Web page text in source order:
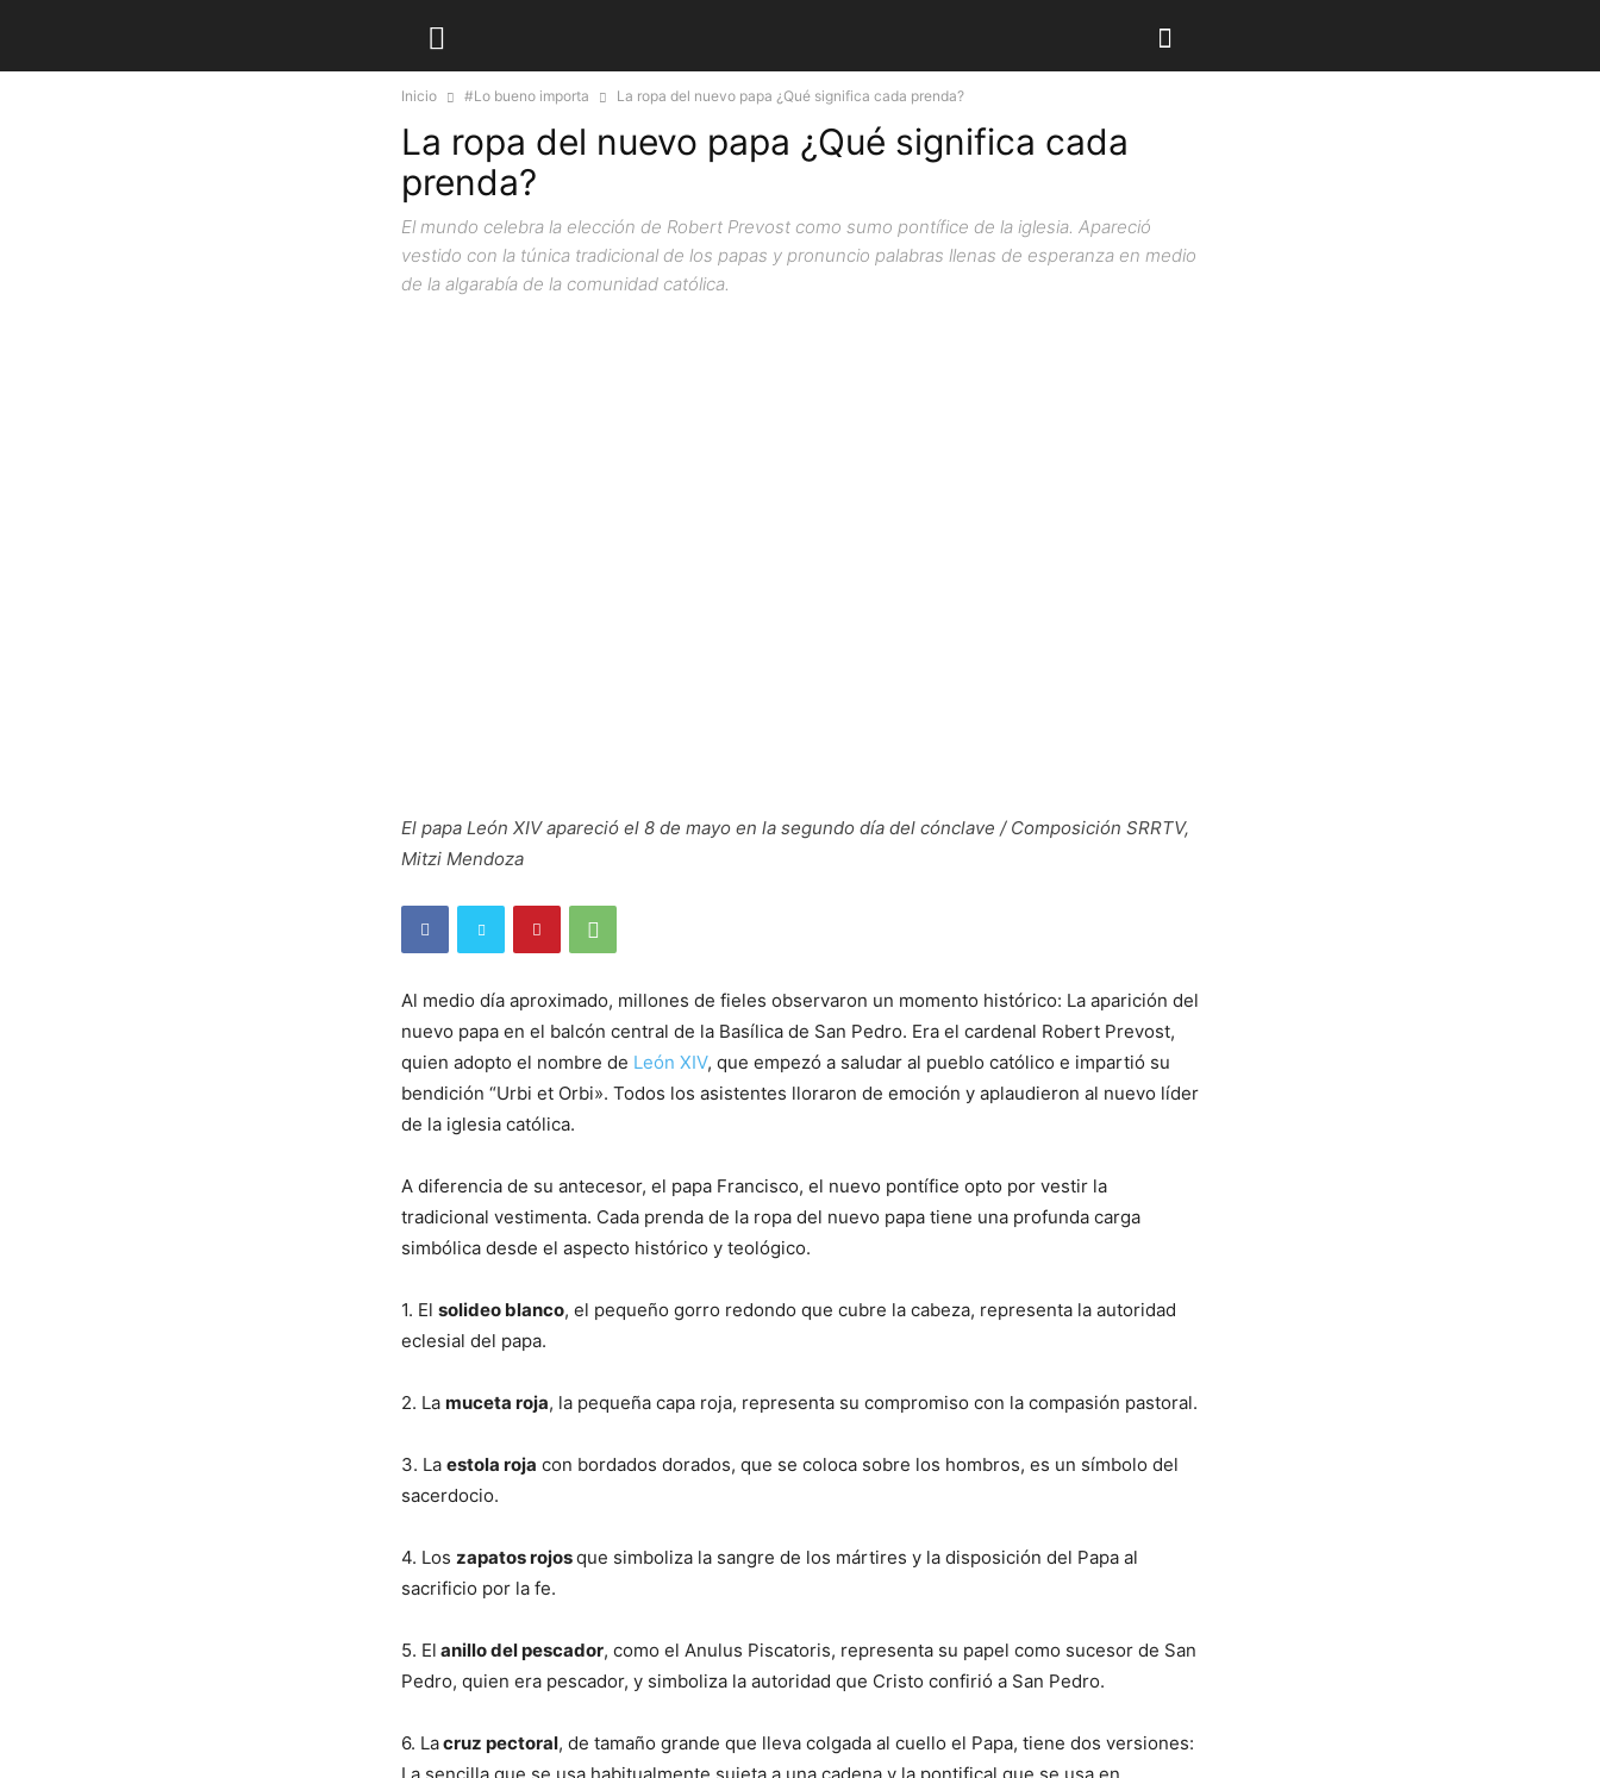
Inicio #Lo bueno importa La ropa del nuevo papa ¿Qué significa cada prenda?
La ropa del nuevo papa ¿Qué significa cada
prenda?
El mundo celebra la elección de Robert Prevost como sumo pontífice de la iglesia. Apareció
vestido con la túnica tradicional de los papas y pronuncio palabras llenas de esperanza en medio
de la algarabía de la comunidad católica.
El papa León XIV apareció el 8 de mayo en la segundo día del cónclave / Composición SRRTV,
Mitzi Mendoza
Al medio día aproximado, millones de fieles observaron un momento histórico: La aparición del
nuevo papa en el balcón central de la Basílica de San Pedro. Era el cardenal Robert Prevost,
quien adopto el nombre de León XIV, que empezó a saludar al pueblo católico e impartió su
bendición “Urbi et Orbi». Todos los asistentes lloraron de emoción y aplaudieron al nuevo líder
de la iglesia católica.
A diferencia de su antecesor, el papa Francisco, el nuevo pontífice opto por vestir la
tradicional vestimenta. Cada prenda de la ropa del nuevo papa tiene una profunda carga
simbólica desde el aspecto histórico y teológico.
1. El solideo blanco, el pequeño gorro redondo que cubre la cabeza, representa la autoridad
eclesial del papa.
2. La muceta roja, la pequeña capa roja, representa su compromiso con la compasión pastoral.
3. La estola roja con bordados dorados, que se coloca sobre los hombros, es un símbolo del
sacerdocio.
4. Los zapatos rojosque simboliza la sangre de los mártires y la disposición del Papa al
sacrificio por la fe.
5. El anillo del pescador, como el Anulus Piscatoris, representa su papel como sucesor de San
Pedro, quien era pescador, y simboliza la autoridad que Cristo confirió a San Pedro.
6. Lacruz pectoral, de tamaño grande que lleva colgada al cuello el Papa, tiene dos versiones: